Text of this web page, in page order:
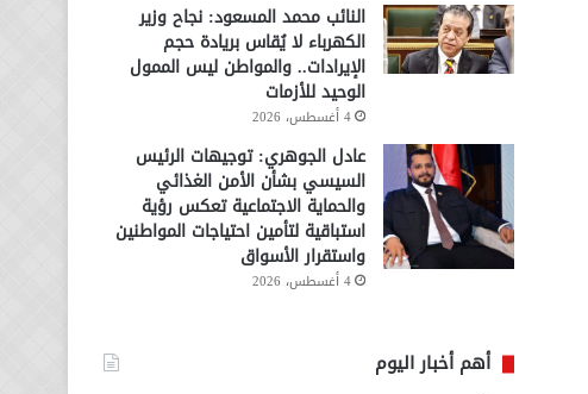
النائب محمد المسعود: نجاح وزير
الكهرباء لا يُقاس بريادة حجم
الإيرادات.. والمواطن ليس الممول
الوحيد للأزمات
4 أغسطس، 2026
عادل الجوهري: توجيهات الرئيس
السيسي بشأن الأمن الغذائي
والحماية الاجتماعية تعكس رؤية
استباقية لتأمين احتياجات المواطنين
واستقرار الأسواق
4 أغسطس، 2026
أهم أخبار اليوم